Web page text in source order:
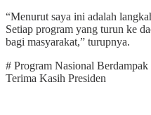
“Menurut saya ini adalah
Setiap program yang turun ke
bagi masyarakat,” turupnya.
# Program Nasional
Terima Kasih Presiden